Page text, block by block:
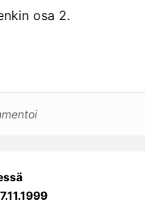
osa 2.